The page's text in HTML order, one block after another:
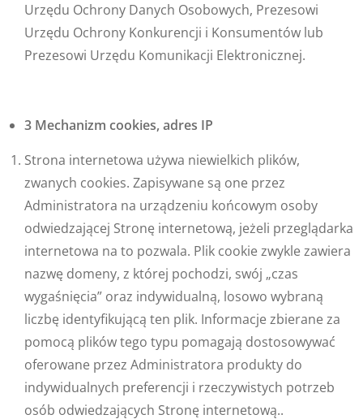
Urzędu Ochrony Danych Osobowych, Prezesowi
Urzędu Ochrony Konkurencji i Konsumentów lub
Prezesowi Urzędu Komunikacji Elektronicznej.
3 Mechanizm cookies, adres IP
Strona internetowa używa niewielkich plików,
zwanych cookies. Zapisywane są one przez
Administratora na urządzeniu końcowym osoby
odwiedzającej Stronę internetową, jeżeli przeglądarka
internetowa na to pozwala. Plik cookie zwykle zawiera
nazwę domeny, z której pochodzi, swój „czas
wygaśnięcia” oraz indywidualną, losowo wybraną
liczbę identyfikującą ten plik. Informacje zbierane za
pomocą plików tego typu pomagają dostosowywać
oferowane przez Administratora produkty do
indywidualnych preferencji i rzeczywistych potrzeb
osób odwiedzających Stronę internetową..